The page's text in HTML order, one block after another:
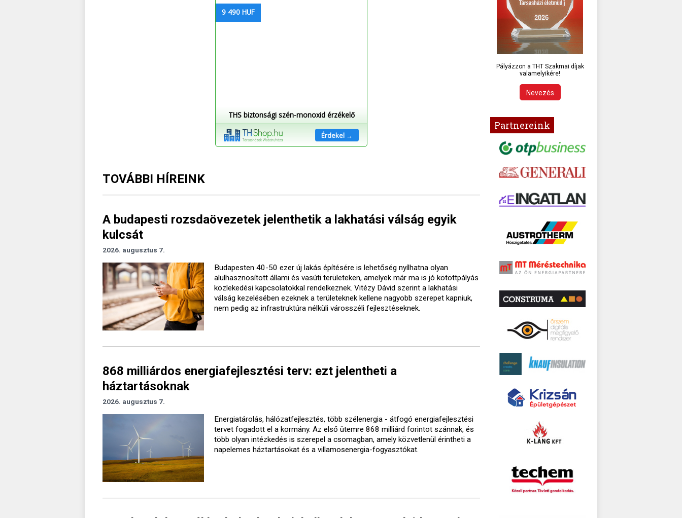
9 490 HUF
THS biztonsági szén-monoxid érzékelő
Érdekel →
TOVÁBBI HÍREINK
A budapesti rozsdaövezetek jelenthetik a lakhatási válság egyik
kulcsát
2026. augusztus 7.
Budapesten 40-50 ezer új lakás építésére is lehetőség nyílhatna olyan
alulhasznosított állami és vasúti területeken, amelyek már ma is jó kötöttpályás
közlekedési kapcsolatokkal rendelkeznek. Vitézy Dávid szerint a lakhatási
válság kezelésében ezeknek a területeknek kellene nagyobb szerepet kapniuk,
nem pedig az infrastruktúra nélküli városszéli fejlesztéseknek.
868 milliárdos energiafejlesztési terv: ezt jelentheti a
háztartásoknak
2026. augusztus 7.
Energiatárolás, hálózatfejlesztés, több szélenergia - átfogó energiafejlesztési
tervet fogadott el a kormány. Az első ütemre 868 milliárd forintot szánnak, és
több olyan intézkedés is szerepel a csomagban, amely közvetlenül érintheti a
napelemes háztartásokat és a villamosenergia-fogyasztókat.
Pályázzon a THT Szakmai díjak
valamelyikére!
Nevezés
Partnereink